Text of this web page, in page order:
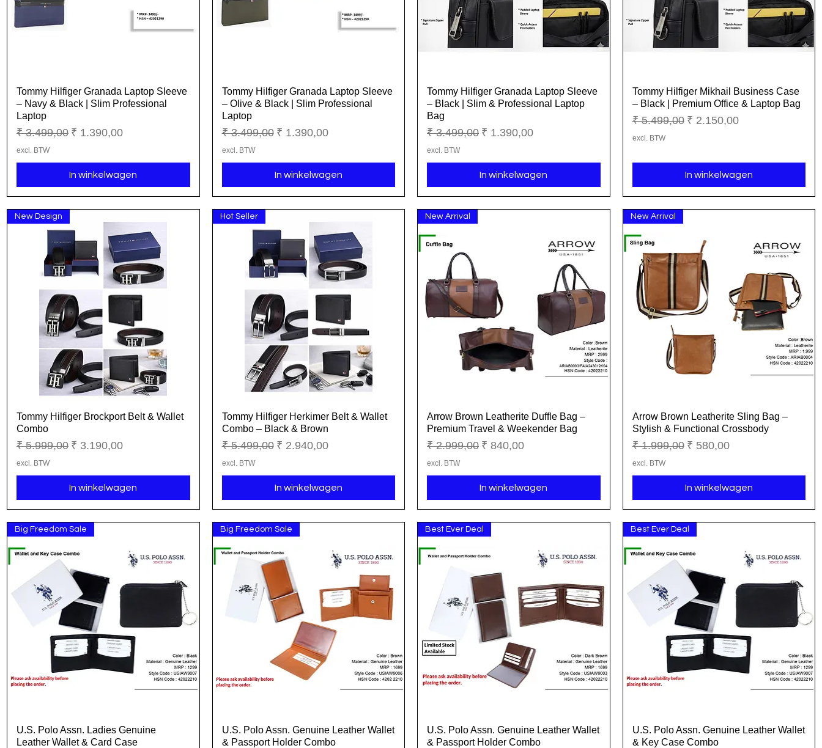
Snel overzicht
Tommy Hilfiger Granada Laptop Sleeve
– Navy & Black | Slim Professional
Laptop
Normale prijs
₹ 3.499,00 Verkoopprijs
₹ 1.390,00
excl. BTW
In winkelwagen
Snel overzicht
Tommy Hilfiger Granada Laptop Sleeve
– Olive & Black | Slim Professional
Laptop
Normale prijs
₹ 3.499,00 Verkoopprijs
₹ 1.390,00
excl. BTW
In winkelwagen
Snel overzicht
Tommy Hilfiger Granada Laptop Sleeve
– Black | Slim & Professional Laptop
Bag
Normale prijs
₹ 3.499,00 Verkoopprijs
₹ 1.390,00
excl. BTW
In winkelwagen
Snel overzicht
Tommy Hilfiger Mikhail Business Case
– Black | Premium Office & Laptop Bag
Normale prijs
₹ 5.499,00 Verkoopprijs
₹ 2.150,00
excl. BTW
In winkelwagen
Snel overzicht
New Design
Tommy Hilfiger Brockport Belt & Wallet
Combo
Normale prijs
₹ 5.999,00 Verkoopprijs
₹ 3.190,00
excl. BTW
In winkelwagen
Snel overzicht
Hot Seller
Tommy Hilfiger Herkimer Belt & Wallet
Combo – Black & Brown
Normale prijs
₹ 5.499,00 Verkoopprijs
₹ 2.940,00
excl. BTW
In winkelwagen
Snel overzicht
New Arrival
Arrow Brown Leatherite Duffle Bag –
Premium Travel & Weekender Bag
Normale prijs
₹ 2.999,00 Verkoopprijs
₹ 840,00
excl. BTW
In winkelwagen
Snel overzicht
New Arrival
Arrow Brown Leatherite Sling Bag –
Stylish & Functional Crossbody
Normale prijs
₹ 1.999,00 Verkoopprijs
₹ 580,00
excl. BTW
In winkelwagen
Snel overzicht
Big Freedom Sale
U.S. Polo Assn. Ladies Genuine
Leather Wallet & Card Case
Snel overzicht
Big Freedom Sale
U.S. Polo Assn. Genuine Leather Wallet
& Passport Holder Combo
Snel overzicht
Best Ever Deal
U.S. Polo Assn. Genuine Leather Wallet
& Passport Holder Combo
Snel overzicht
Best Ever Deal
U.S. Polo Assn. Genuine Leather Wallet
& Key Case Combo